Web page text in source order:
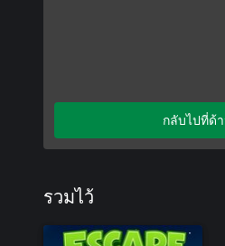
กลับไปที่ด้
รวมไว้